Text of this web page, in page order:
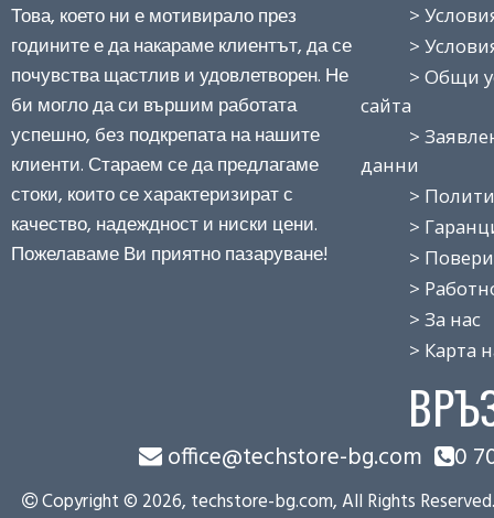
Това, което ни е мотивирало през
годините е да накараме клиентът, да се
почувства щастлив и удовлетворен. Не
би могло да си вършим работата
успешно, без подкрепата на нашите
клиенти. Стараем се да предлагаме
стоки, които се характеризират с
качество, надеждност и ниски цени.
Пожелаваме Ви приятно пазаруване!
> Условия
> Условия
> Общи
сайта
>
данни
>
>
>
> Работно
> За нас
> Карта на
office@techstore-bg.com 0
Copyright © 2026, techstore-bg.com, All Rights Reserved.